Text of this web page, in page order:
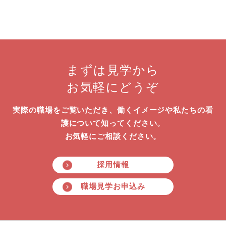
まずは見学から
お気軽にどうぞ
実際の職場をご覧いただき、働くイメージや私たちの看
護について知ってください。
お気軽にご相談ください。
採用情報
職場見学お申込み